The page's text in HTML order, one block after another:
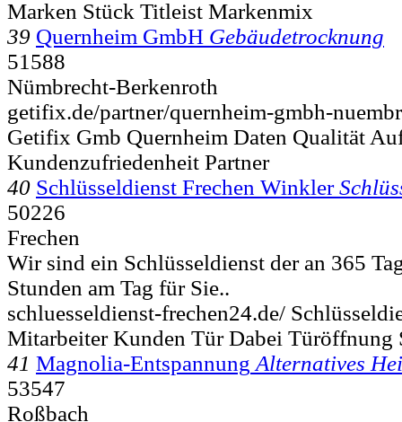
Marken Stück Titleist Markenmix
39 Quernheim GmbH Gebäudetrocknung
51588
Nümbrecht-Berkenroth
getifix.de/partner/quernheim-gmbh-
Getifix Gmb Quernheim Daten Qualität
Kundenzufriedenheit Partner
40 Schlüsseldienst Frechen Winkler
50226
Frechen
Wir sind ein Schlüsseldienst der an 365
Stunden am Tag für Sie..
schluesseldienst-frechen24.de/
Mitarbeiter Kunden Tür Dabei Türöffnung
41 Magnolia-Entspannung Alternatives
53547
Roßbach